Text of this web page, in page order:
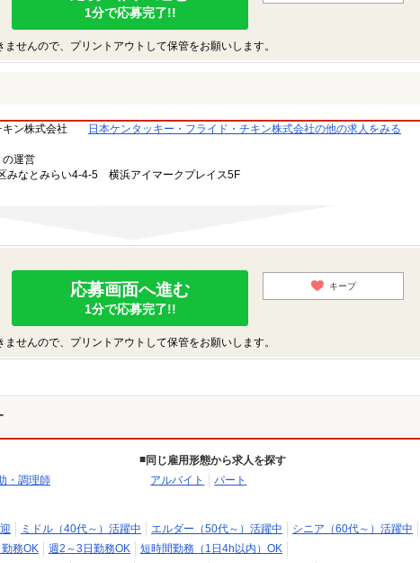
1分で応募完了!!
せんので、プリントアウトして保管をお願いします。
ン株式会社
日本ケンタッキー・フライド・チキン株式会社の他の求人をみる
の運営
なとみらい4-4-5 横浜アイマークプレイス5F
応募画面へ進む
1分で応募完了!!
キープ
せんので、プリントアウトして保管をお願いします。
・調理師
同じ雇用形態から求人を探す
アルバイト
パート
ミドル（40代～）活躍中 エルダー（50代～）活躍中
シニア（60代～）活躍中
務OK 週2～3日勤務OK
短時間勤務（1日4h以内）OK